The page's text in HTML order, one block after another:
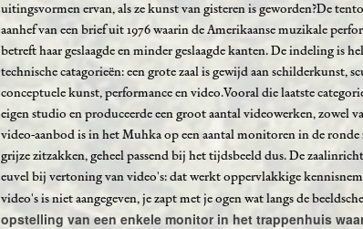
uitingsvormen ervan, als ze kunst van gisteren is geworden?De
aanhef van een brief uit 1976 waarin de Amerikaanse muzikale
betreft haar geslaagde en minder geslaagde kanten. De indeling is
technische catagorieën: een grote zaal is gewijd aan schilderkunst,
conceptuele kunst, performance en video.Vooral die laatste
eigen studio en produceerde een groot aantal videowerken, zowel
video-aanbod is in het Muhka op een aantal monitoren in de ronde
grijze zitzakken, geheel passend bij het tijdsbeeld dus. De
euvel bij vertoning van video's: dat werkt oppervlakkige
video's is niet aangegeven, je zapt met je ogen wat langs de
opstelling van een enkele monitor in het trappenhuis